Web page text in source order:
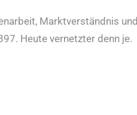
Marktverständnis und
Heute vernetzter denn je.